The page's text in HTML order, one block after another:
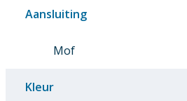
Aansluiting
Mof
Kleur